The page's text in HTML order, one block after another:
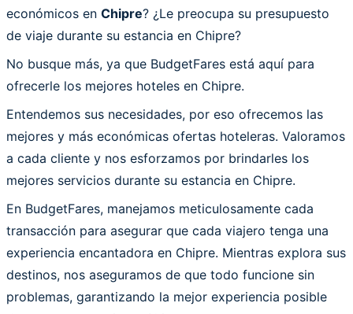
económicos en Chipre? ¿Le preocupa su presupuesto
de viaje durante su estancia en Chipre?
No busque más, ya que BudgetFares está aquí para
ofrecerle los mejores hoteles en Chipre.
Entendemos sus necesidades, por eso ofrecemos las
mejores y más económicas ofertas hoteleras. Valoramos
a cada cliente y nos esforzamos por brindarles los
mejores servicios durante su estancia en Chipre.
En BudgetFares, manejamos meticulosamente cada
transacción para asegurar que cada viajero tenga una
experiencia encantadora en Chipre. Mientras explora sus
destinos, nos aseguramos de que todo funcione sin
problemas, garantizando la mejor experiencia posible